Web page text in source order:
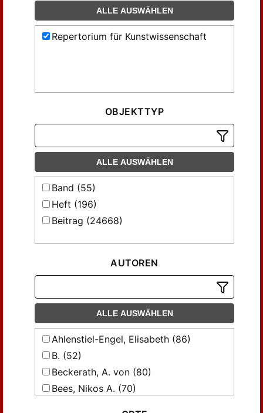
ALLE AUSWÄHLEN
Repertorium für Kunstwissenschaft
OBJEKTTYP
ALLE AUSWÄHLEN
Band (55)
Heft (196)
Beitrag (24668)
AUTOREN
ALLE AUSWÄHLEN
Ahlenstiel-Engel, Elisabeth (86)
B. (52)
Beckerath, A. von (80)
Bees, Nikos A. (70)